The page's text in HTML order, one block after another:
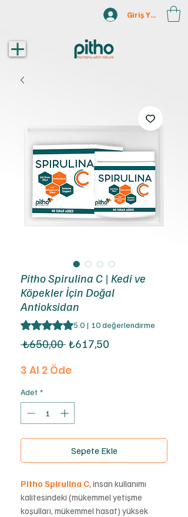
Giriş Yap
Pitho Spirulina C | Kedi ve
Köpekler İçin Doğal
Antioksidan
10 değerlendirmeye göre beş yıldız
5.0 | 10 değerlendirme
₺650,00 Normal
₺617,50
3 Al 2 Öde
Adet *
Sepete Ekle
Pitho Spirulina C, insan kullanımı
kalitesindeki (mükemmel yetişme
koşulları, mükemmel hasat) yüksek